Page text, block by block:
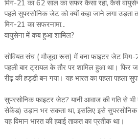
मिग-21 का 62 साल का सफर कैसा रहा, कैसे
पहले सुपरसोनिक जेट को क्यों कहा जाने लगा उड़ता
मिग-21 का सफरनामा...
वायुसेना में कब हुआ शामिल?
सोवियत संघ ( मौजूदा रूस) में बना फाइटर जेट मिग-
पहली बार ट्रायल के तौर पर शामिल हुआ था। फिर
रीढ़ की हड्डी बन गया। यह भारत का पहला पहला
सुपरसोनिक फाइटर जेट? यानी आवाज की गति से
सेकेंड) उड़ान भर सकता था, इसलिए इसे
यह विमान भारत की हवाई ताकत का प्रतीक था।